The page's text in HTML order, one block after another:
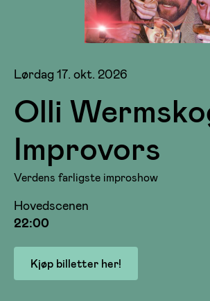
Lørdag 17. okt. 2026
Olli
Improvors
Verdens farligste improshow
Hovedscenen
22:00
Kjøp billetter her!